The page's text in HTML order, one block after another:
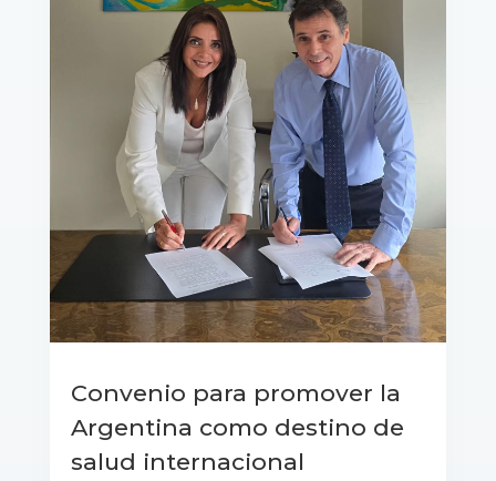
Convenio para promover la
Argentina como destino de
salud internacional